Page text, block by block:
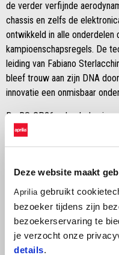
Deze website maakt
Aprilia gebruikt
bezoeker tijdens zijn
bezoekerservaring te
je verzocht onze
details.
de verder verfijnde
chassis en zelfs de
ontwikkeld in alle onderdelen
kampioenschapsregels. De
leiding van Fabiano
bleef trouw aan zijn DNA
innovatie een onmisbaar
De RS-GP26 zal ook de
cyclus die de snelste
op het circuit heeft gebracht,
toegestaan volgens de
zal de RS-GP26 het
geschiedenis van Aprilia
Marco Bezzecchi en Jorge
solide en hecht team, met